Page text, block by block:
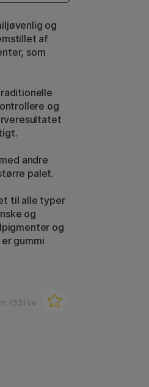
og
af
som
og
andre
palet.
til alle typer
og
og
gummi
133144